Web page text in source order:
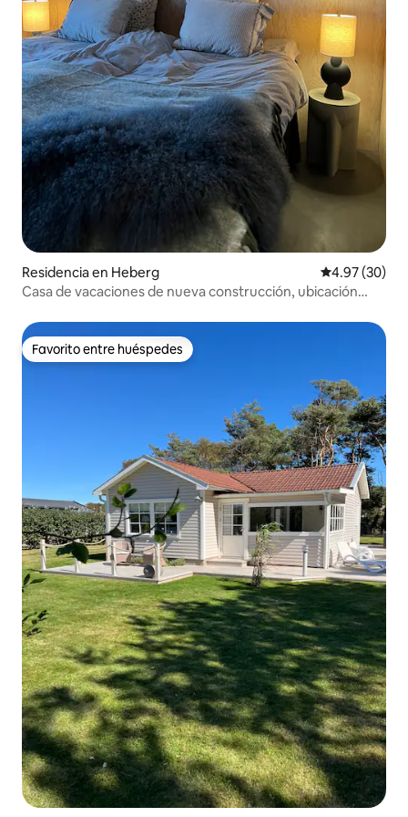
Residencia en Heberg Calificación
4.97 (30)
Casa de vacaciones de nueva construcción, ubicación
Favorito entre huéspedes
Favorito entre huéspedes